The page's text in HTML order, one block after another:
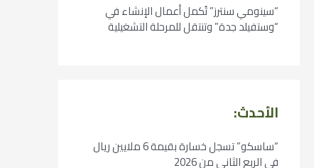
“سينومي سنترز” تُكمل أعمال الإنشاء في
“وستفيلد جدة” وتنتقل للمرحلة التشغيلية
الأحدث:
“ساسكو” تسجل خسارة بقيمة 6 ملايين ريال
في الربع الثاني من 2026